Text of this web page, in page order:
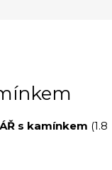
s kamínkem (1.8